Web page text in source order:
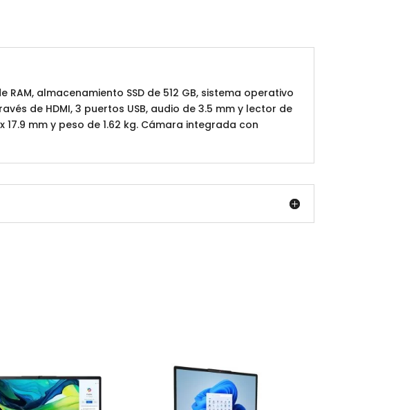
RAM, almacenamiento SSD de 512 GB, sistema operativo
de HDMI, 3 puertos USB, audio de 3.5 mm y lector de
mm y peso de 1.62 kg. Cámara integrada con